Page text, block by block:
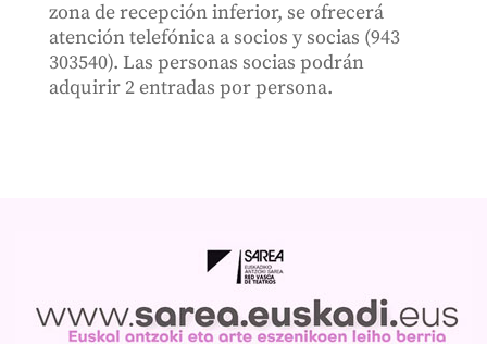
zona de recepción inferior, se ofrecerá
atención telefónica a socios y socias (943
303540). Las personas socias podrán
adquirir 2 entradas por persona.